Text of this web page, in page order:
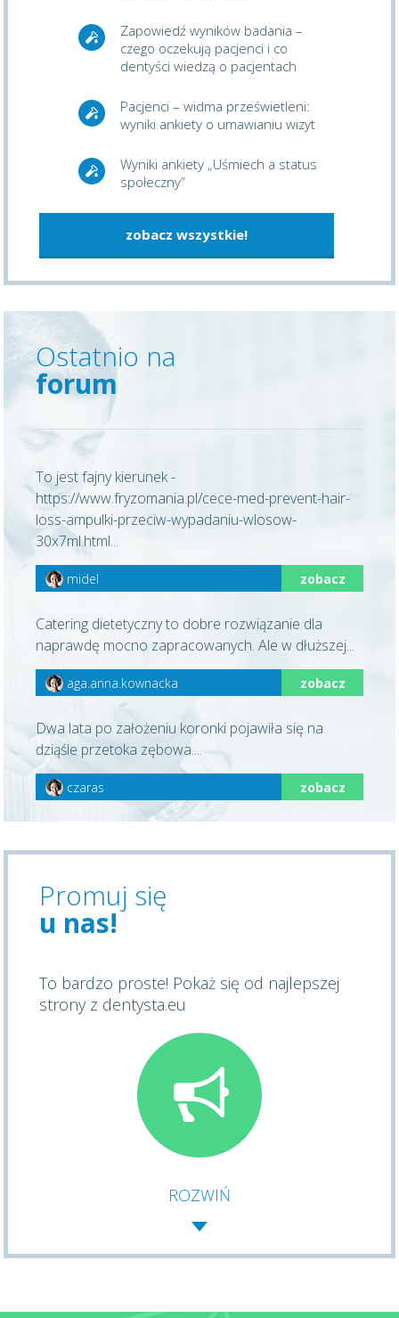
Zapowiedź wyników badania –
czego oczekują pacjenci i co
dentyści wiedzą o pacjentach
Pacjenci – widma prześwietleni:
wyniki ankiety o umawianiu wizyt
Wyniki ankiety „Uśmiech a status
społeczny”
zobacz wszystkie!
Ostatnio na
forum
To jest fajny kierunek -
https://www.fryzomania.pl/cece-med-prevent-hair-
loss-ampulki-przeciw-wypadaniu-wlosow-
30x7ml.html...
midel zobacz
Catering dietetyczny to dobre rozwiązanie dla
naprawdę mocno zapracowanych. Ale w dłuższej...
aga.anna.kownacka zobacz
Dwa lata po założeniu koronki pojawiła się na
dziąśle przetoka zębowa....
czaras zobacz
Promuj się
u nas!
To bardzo proste! Pokaż się od najlepszej
strony z dentysta.eu
ROZWIŃ